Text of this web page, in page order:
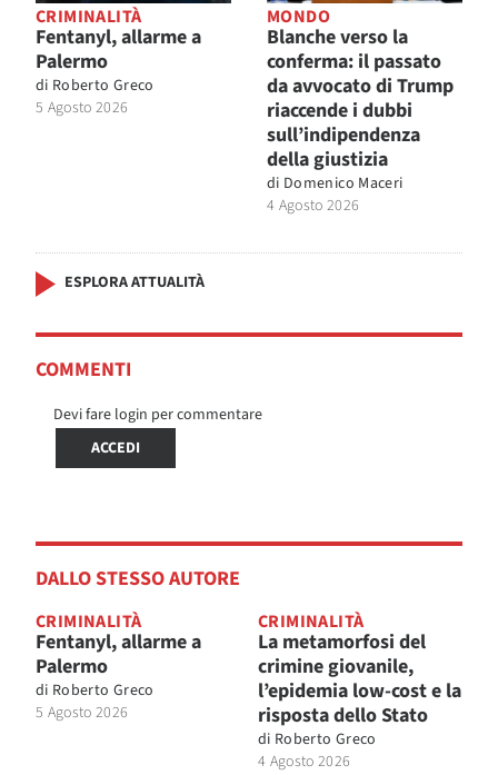
CRIMINALITÀ
Fentanyl, allarme a
Palermo
di Roberto Greco
5 Agosto 2026
MONDO
Blanche verso la
conferma: il passato
da avvocato di Trump
riaccende i dubbi
sull’indipendenza
della giustizia
di Domenico Maceri
4 Agosto 2026
ESPLORA ATTUALITÀ
COMMENTI
Devi fare login per commentare
ACCEDI
DALLO STESSO AUTORE
CRIMINALITÀ
Fentanyl, allarme a
Palermo
di Roberto Greco
5 Agosto 2026
CRIMINALITÀ
La metamorfosi del
crimine giovanile,
l’epidemia low-cost e la
risposta dello Stato
di Roberto Greco
4 Agosto 2026